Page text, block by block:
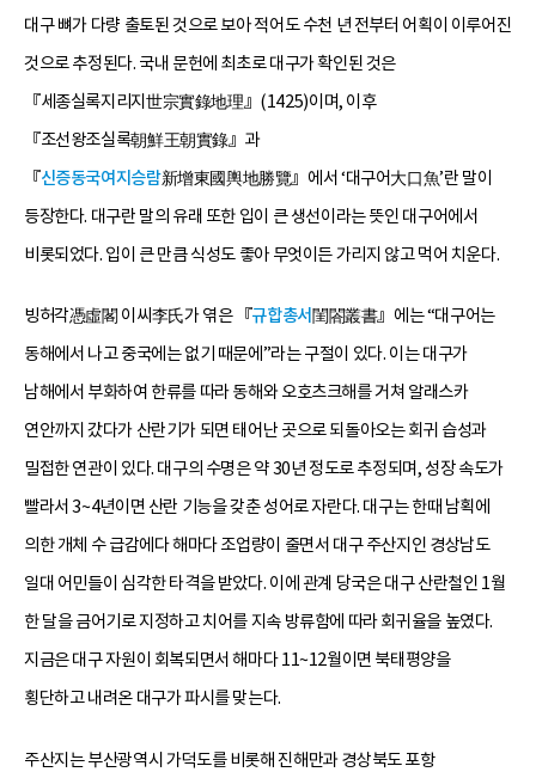
대구 뼈가 다량 출토된 것으로 보아 적어도 수천 년 전부터 어획이 이루어진
것으로 추정된다. 국내 문헌에 최초로 대구가 확인된 것은
『세종실록지리지世宗實錄地理』(1425)이며, 이후
『조선왕조실록朝鮮王朝實錄』과
『신증동국여지승람新增東國輿地勝覽』에서 ‘대구어大口魚’란 말이
등장한다. 대구란 말의 유래 또한 입이 큰 생선이라는 뜻인 대구어에서
비롯되었다. 입이 큰 만큼 식성도 좋아 무엇이든 가리지 않고 먹어 치운다.
빙허각憑虛閣 이씨李氏가 엮은 『규합총서 閨閤叢書』에는 “대구어는
동해에서 나고 중국에는 없기 때문에”라는 구절이 있다. 이는 대구가
남해에서 부화하여 한류를 따라 동해와 오호츠크해를 거쳐 알래스카
연안까지 갔다가 산란기가 되면 태어난 곳으로 되돌아오는 회귀 습성과
밀접한 연관이 있다. 대구의 수명은 약 30년 정도로 추정되며, 성장 속도가
빨라서 3~4년이면 산란 기능을 갖춘 성어로 자란다. 대구는 한때 남획에
의한 개체 수 급감에다 해마다 조업량이 줄면서 대구 주산지인 경상남도
일대 어민들이 심각한 타격을 받았다. 이에 관계 당국은 대구 산란철인 1월
한 달을 금어기로 지정하고 치어를 지속 방류함에 따라 회귀율을 높였다.
지금은 대구 자원이 회복되면서 해마다 11~12월이면 북태평양을
횡단하고 내려온 대구가 파시를 맞는다.
주산지는 부산광역시 가덕도를 비롯해 진해만과 경상북도 포항